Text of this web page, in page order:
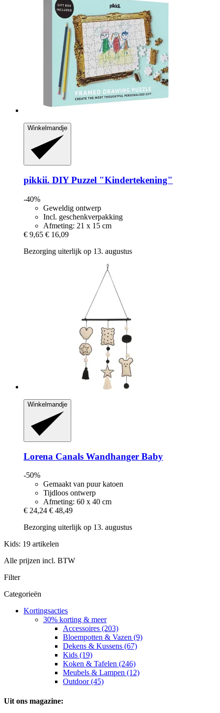
Winkelmandje
pikkii. DIY Puzzel "Kindertekening"
-40%
Geweldig ontwerp
Incl. geschenkverpakking
Afmeting: 21 x 15 cm
€ 9,65 € 16,09
Bezorging uiterlijk op 13. augustus
Winkelmandje
Lorena Canals Wandhanger Baby
-50%
Gemaakt van puur katoen
Tijdloos ontwerp
Afmeting: 60 x 40 cm
€ 24,24 € 48,49
Bezorging uiterlijk op 13. augustus
Kids: 19 artikelen
Alle prijzen incl. BTW
Filter
Categorieën
Kortingsacties
30% korting & meer
Accessoires (203)
Bloempotten & Vazen (9)
Dekens & Kussens (67)
Kids (19)
Koken & Tafelen (246)
Meubels & Lampen (12)
Outdoor (45)
Uit ons magazine: